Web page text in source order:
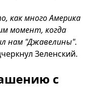
как много Америка
момент, когда
нам "Джавелины".
Зеленский.
с